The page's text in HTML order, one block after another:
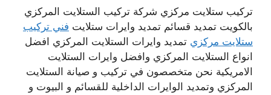
تركيب ستلايت مركزي شركة تركيب الستلايت المركزي
بالكويت تمديد قسائم تمديد وايرات ستلايت فني تركيب
ستلايت مركزي تمديد وايرات الستلايت المركزي افضل
انواع الستلايت المركزي وافضل وايرات الستلايت
الامريكية نحن متخصصون في تركيب و صيانة الستلايت
المركزي وتمديد الوايرات الداخلية للقسائم و البيوت و